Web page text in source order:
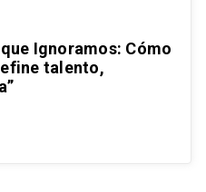
Ignoramos: Cómo
talento,